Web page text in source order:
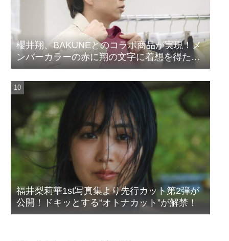
櫻井翔、BAKUNEとのコラボ商品が実現！メ
ンバーカラーの赤に翔の文字に着想を得たデ
ザイン
福井梨莉華1st写真集より先行カット第2弾が
公開！ドキッとする“オトナカット”が解禁！